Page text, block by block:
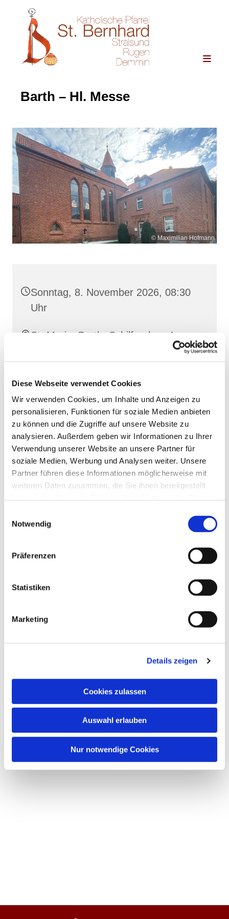
Diese Webseite verwendet Cookies
Wir verwenden Cookies, um Inhalte und Anzeigen zu
personalisieren, Funktionen für soziale Medien anbieten
zu können und die Zugriffe auf unsere Website zu
analysieren. Außerdem geben wir Informationen zu Ihrer
Verwendung unserer Website an unsere Partner für
soziale Medien, Werbung und Analysen weiter. Unsere
Partner führen diese Informationen möglicherweise mit
weiteren Daten zusammen, die Sie ihnen bereitgestellt
Notwendig
Präferenzen
Statistiken
Marketing
Details zeigen
Cookies zulassen
Auswahl erlauben
Nur notwendige Cookies
Barth – Hl. Messe
© Maximilian Hofmann
Sonntag, 8. November 2026, 08:30
Uhr
St. Maria, Barth, Schilfgraben 4,